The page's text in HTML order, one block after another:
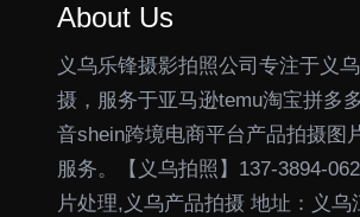
About Us
义乌乐锋摄影拍照公司专注于义
摄，服务于亚马逊temu淘宝拼多
音shein跨境电商平台产品拍摄图
服务。【义乌拍照】137-3894-
片处理,义乌产品拍摄 地址：义乌